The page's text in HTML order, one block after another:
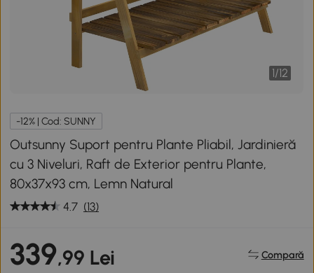
1/12
-12% | Cod: SUNNY
Outsunny Suport pentru Plante Pliabil, Jardinieră
cu 3 Niveluri, Raft de Exterior pentru Plante,
80x37x93 cm, Lemn Natural
4.7 (13)
339,99 Lei Compară